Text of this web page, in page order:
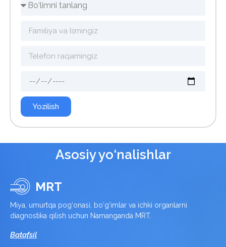
Yozilish
Asosiy yo‘nalishlar
MRT
Miya, umurtqa pog‘onasi, bo‘g‘imlar va ichki organlarni
diagnostika qilish uchun Namanganda MRT.
Batafsil